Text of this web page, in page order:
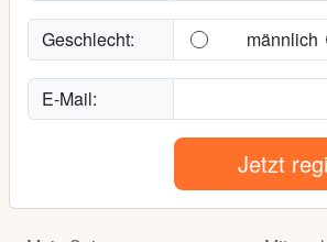
Geschlecht: männlich
E-Mail:
Jetzt